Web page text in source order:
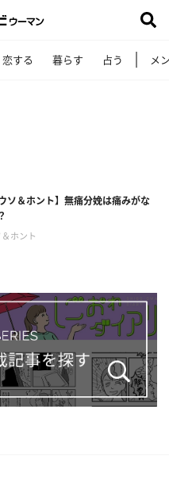
恋する 暮らす 占う メ
ソ＆ホント】無痛分娩は痛みがな
ホント